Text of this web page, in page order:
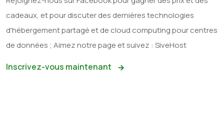
cadeaux, et pour discuter des dernières technologies
d'hébergement partagé et de cloud computing pour centres
de données ; Aimez notre page et suivez : SiveHost
Inscrivez-vous maintenant